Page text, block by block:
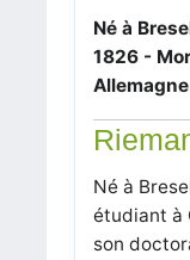
Né à
1826 -
Né à
étudiant à
son